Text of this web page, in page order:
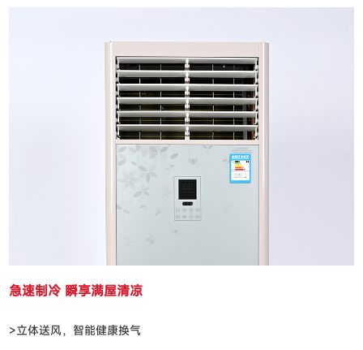
急速制冷 瞬享满屋清凉
>立体送风，智能健康换气